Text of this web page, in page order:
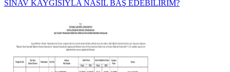
SINAV KAYGISIYLA NASIL BAŞ EDEBİLİRİM?